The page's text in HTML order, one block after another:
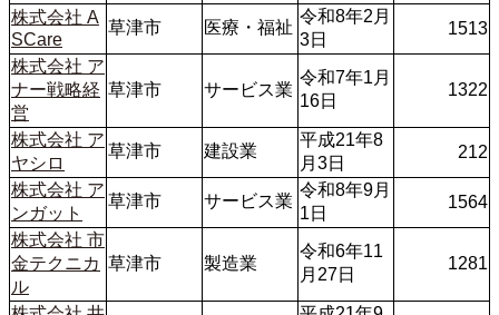
株式会社 A
SCare
草津市 医療・福祉
令和8年2月
3日
1513
株式会社 ア
ナー戦略経
営
草津市
令和7年1月
16日
1322
株式会社 ア
ヤシロ
草津市 建設業
平成21年8
月3日
212
株式会社 ア
ンガット
草津市 サービス業
令和8年9月
1日
1564
株式会社 市
金テクニカ
ル
草津市 製造業
令和6年11
月27日
1281